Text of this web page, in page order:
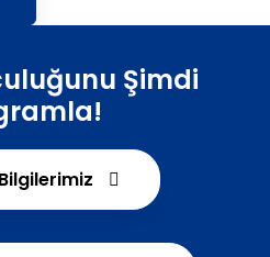
Şimdi